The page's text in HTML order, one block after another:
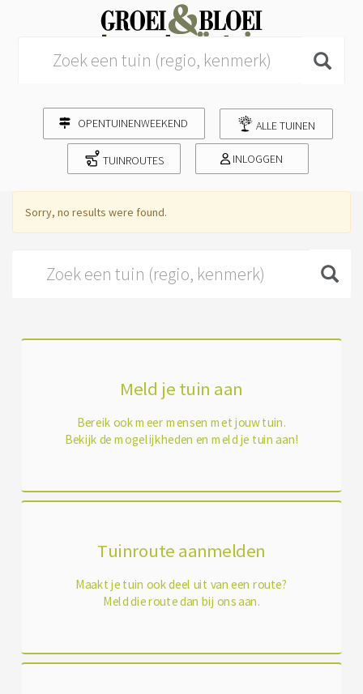
OPENTUINENWEEKEND ALLE TUINEN
TUINROUTES INLOGGEN
Sorry, no results were found.
Meld je tuin aan
Bereik ook meer mensen met jouw tuin.
Bekijk de mogelijkheden en meld je tuin aan!
Tuinroute aanmelden
Maakt je tuin ook deel uit van een route?
Meld die route dan bij ons aan.